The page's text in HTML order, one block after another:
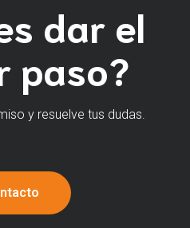
dar el
paso?
y resuelve tus dudas.